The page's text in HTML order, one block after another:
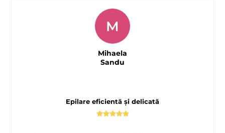
Epilare eficientă și delicată
M
Mihaela
Sandu